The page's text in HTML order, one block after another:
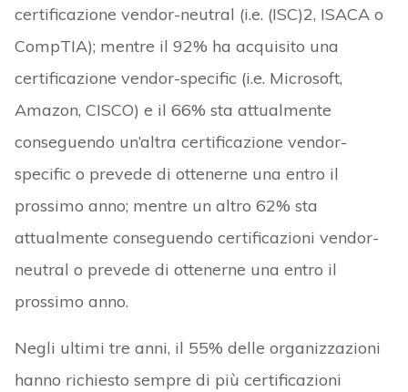
certificazione vendor-neutral (i.e. (ISC)2, ISACA o
CompTIA); mentre il 92% ha acquisito una
certificazione vendor-specific (i.e. Microsoft,
Amazon, CISCO) e il 66% sta attualmente
conseguendo un’altra certificazione vendor-
specific o prevede di ottenerne una entro il
prossimo anno; mentre un altro 62% sta
attualmente conseguendo certificazioni vendor-
neutral o prevede di ottenerne una entro il
prossimo anno.
Negli ultimi tre anni, il 55% delle organizzazioni
hanno richiesto sempre di più certificazioni